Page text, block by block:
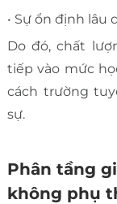
• Sự ổn định lâu
Do đó, chất
tiếp vào mức
cách trường
sự.
Phân tầng
không phụ